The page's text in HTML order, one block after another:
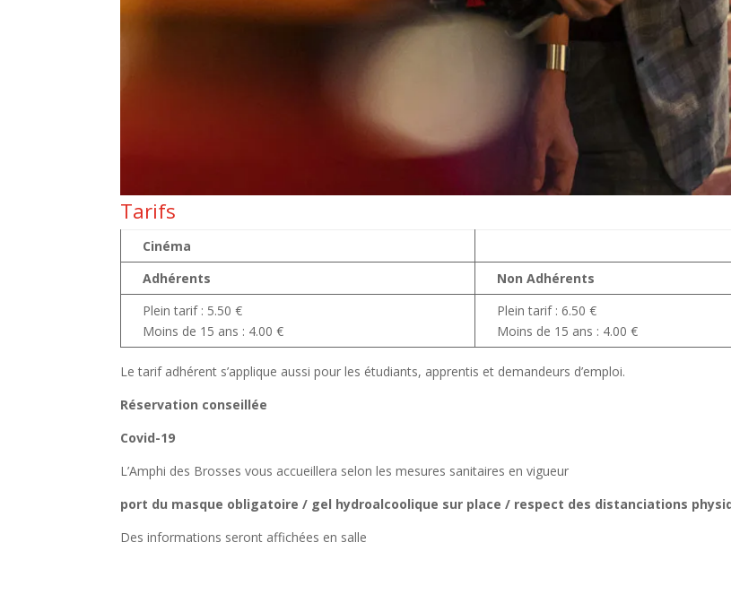
Tarifs
Cinéma
Adhérents
Non Adhérents
Plein tarif : 5.50 €
Moins de 15 ans : 4.00 €
Plein tarif : 6.50 €
Moins de 15 ans : 4.00 €
Le tarif adhérent s’applique aussi pour les étudiants, apprentis et demandeurs d’emploi.
Réservation conseillée
Covid-19
L’Amphi des Brosses vous accueillera selon les mesures sanitaires en vigueur
port du masque obligatoire / gel hydroalcoolique sur place / respect des distanciations
Des informations seront affichées en salle